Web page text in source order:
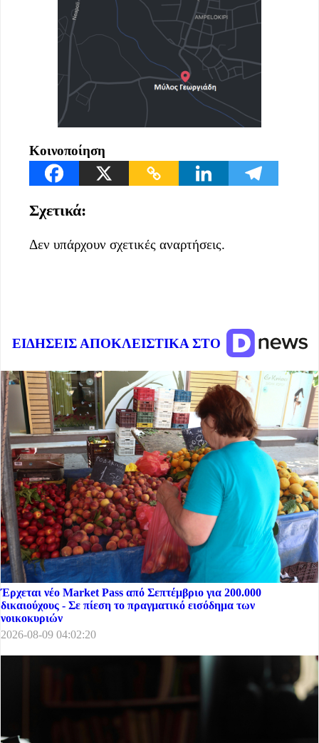
Κοινοποίηση
Σχετικά:
Δεν υπάρχουν σχετικές αναρτήσεις.
ΕΙΔΗΣΕΙΣ ΑΠΟΚΛΕΙΣΤΙΚΑ ΣΤΟ
Έρχεται νέο Market Pass από Σεπτέμβριο για 200.000
δικαιούχους - Σε πίεση το πραγματικό εισόδημα των
νοικοκυριών
2026-08-09 04:02:20